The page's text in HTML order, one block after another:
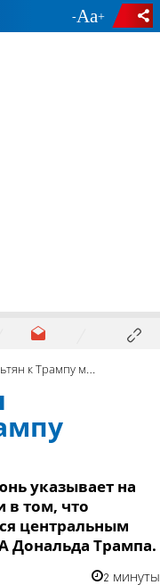
- +
Трампу минимален
указывает на
в том, что
центральным
Дональда Трампа.
2 минуты